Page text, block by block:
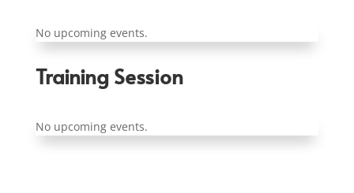
No upcoming events.
Training Session
No upcoming events.